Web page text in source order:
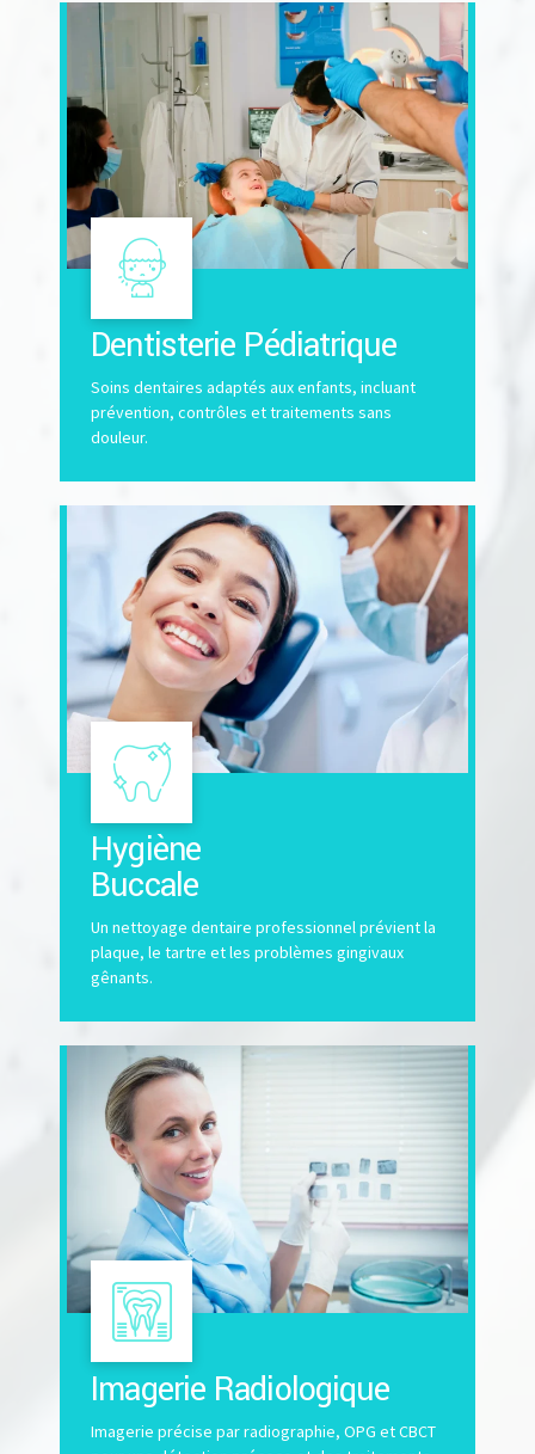
Dentisterie Pédiatrique
Soins dentaires adaptés aux enfants, incluant
prévention, contrôles et traitements sans
douleur.
Hygiène
Buccale
Un nettoyage dentaire professionnel prévient la
plaque, le tartre et les problèmes gingivaux
gênants.
Imagerie Radiologique
Imagerie précise par radiographie, OPG et CBCT